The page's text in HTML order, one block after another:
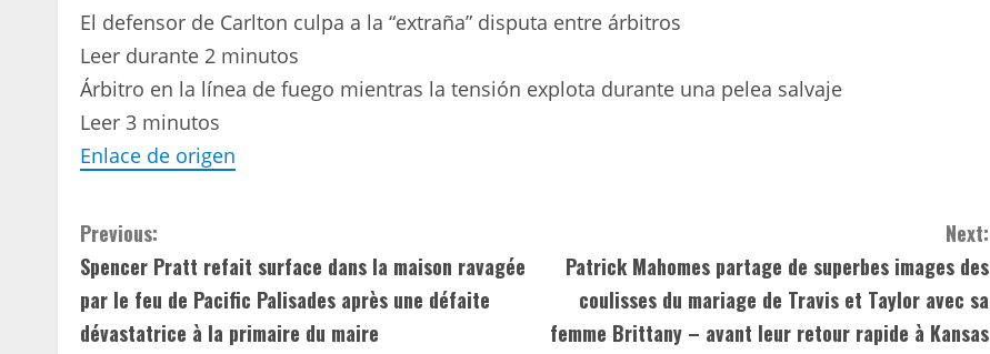
El defensor de Carlton culpa a la “extraña” disputa entre árbitros
Leer durante 2 minutos
Árbitro en la línea de fuego mientras la tensión explota durante una pelea salvaje
Leer 3 minutos
Enlace de origen
C
o
n
Previous:
Spencer Pratt refait surface dans la maison ravagée
par le feu de Pacific Palisades après une défaite
dévastatrice à la primaire du maire
Next:
Patrick Mahomes partage de superbes images des
coulisses du mariage de Travis et Taylor avec sa
femme Brittany – avant leur retour rapide à Kansas